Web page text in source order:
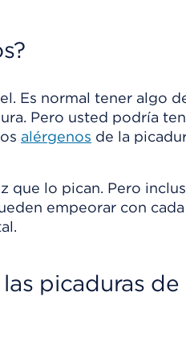
Es normal tener algo
Pero usted podría
alérgenos de la
que lo pican. Pero
empeorar con cada
picaduras de